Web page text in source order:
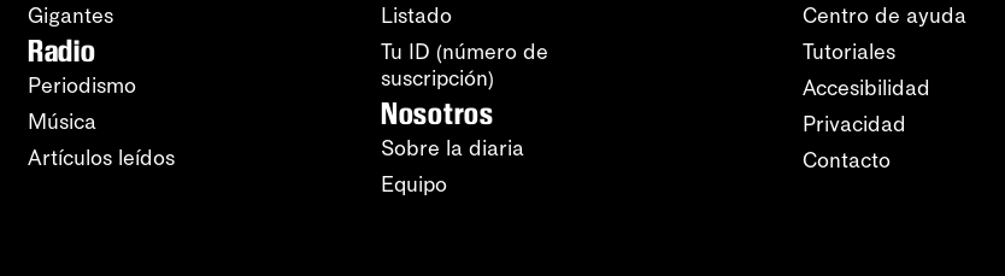
Gigantes
Radio
Periodismo
Música
Artículos leídos
Listado
Tu ID (número de
suscripción)
Nosotros
Sobre la diaria
Equipo
Centro de ayuda
Tutoriales
Accesibilidad
Privacidad
Contacto